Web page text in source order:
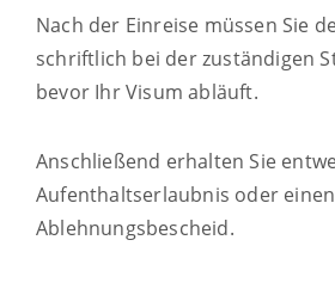
Nach der Einreise müssen Sie
schriftlich bei der zuständigen
bevor Ihr Visum abläuft.
Anschließend erhalten Sie
Aufenthaltserlaubnis oder einen
Ablehnungsbescheid.